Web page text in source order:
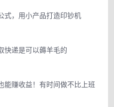
式，用小产品打造印钞机
快递是可以薅羊毛的
能赚收益！有时间做不比上班